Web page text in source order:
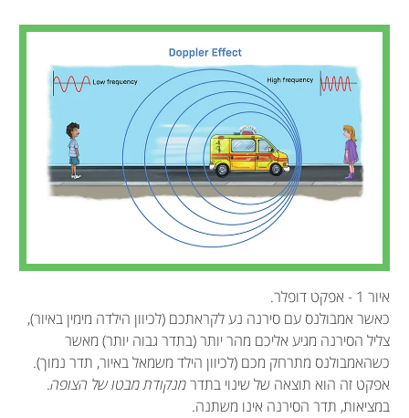
איור 1 - אפקט דופלר.
כאשר אמבולנס עם סירנה נע לקראתכם (לכיוון הילדה מימין באיור),
צליל הסירנה מגיע אליכם מהר יותר (בתדר גבוה יותר) מאשר
כשהאמבולנס מתרחק מכם (לכיוון הילד משמאל באיור, תדר נמוך).
אפקט זה הוא תוצאה של שינוי בתדרמנקודת מבטו של הצופה.
במציאות, תדר הסירנה אינו משתנה.